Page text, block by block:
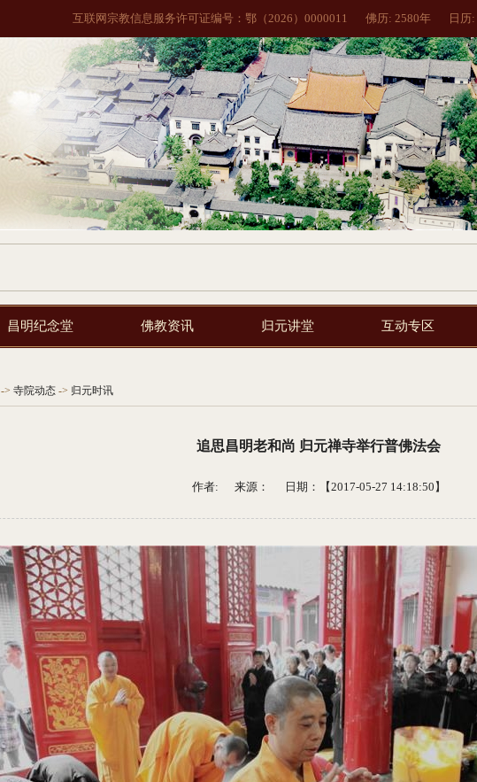
互联网宗教信息服务许可证编号：鄂（2026）0000011 佛历: 2580年 日历:
昌明纪念堂 佛教资讯 归元讲堂 互动专区
-> 寺院动态 -> 归元时讯
追思昌明老和尚 归元禅寺举行普佛法会
作者: 来源： 日期：【2017-05-27 14:18:50】